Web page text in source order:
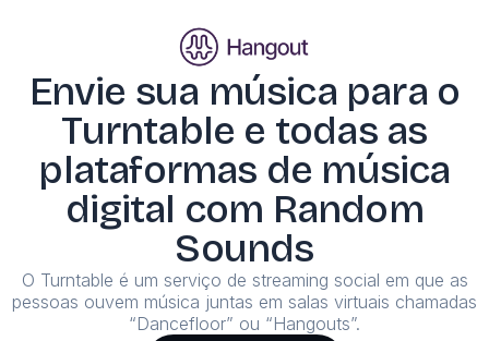
Envie sua música para o
Turntable e todas as
plataformas de música
digital com Random
Sounds
O Turntable é um serviço de streaming social em que as
pessoas ouvem música juntas em salas virtuais chamadas
“Dancefloor” ou “Hangouts”.